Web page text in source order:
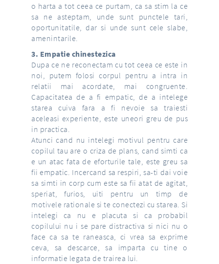
o harta a tot ceea ce purtam, ca sa stim la ce
sa ne asteptam, unde sunt punctele tari,
oportunitatile, dar si unde sunt cele slabe,
amenintarile.
3. Empatie chinestezica
Dupa ce ne reconectam cu tot ceea ce este in
noi, putem folosi corpul pentru a intra in
relatii mai acordate, mai congruente.
Capacitatea de a fi empatic, de a intelege
starea cuiva fara a fi nevoie sa traiesti
aceleasi experiente, este uneori greu de pus
in practica.
Atunci cand nu intelegi motivul pentru care
copilul tau are o criza de plans, cand simti ca
e un atac fata de eforturile tale, este greu sa
fii empatic. Incercand sa respiri, sa-ti dai voie
sa simti in corp cum este sa fii atat de agitat,
speriat, furios, uiti pentru un timp de
motivele rationale si te conectezi cu starea. Si
intelegi ca nu e placuta si ca probabil
copilului nu i se pare distractiva si nici nu o
face ca sa te raneasca, ci vrea sa exprime
ceva, sa descarce, sa imparta cu tine o
informatie legata de trairea lui.